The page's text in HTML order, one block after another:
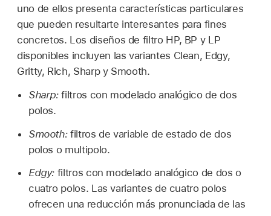
uno de ellos presenta características particulares
que pueden resultarte interesantes para fines
concretos. Los diseños de filtro HP, BP y LP
disponibles incluyen las variantes Clean, Edgy,
Gritty, Rich, Sharp y Smooth.
Sharp:filtros con modelado analógico de dos
polos.
Smooth:filtros de variable de estado de dos
polos o multipolo.
Edgy: filtros con modelado analógico de dos o
cuatro polos. Las variantes de cuatro polos
ofrecen una reducción más pronunciada de las